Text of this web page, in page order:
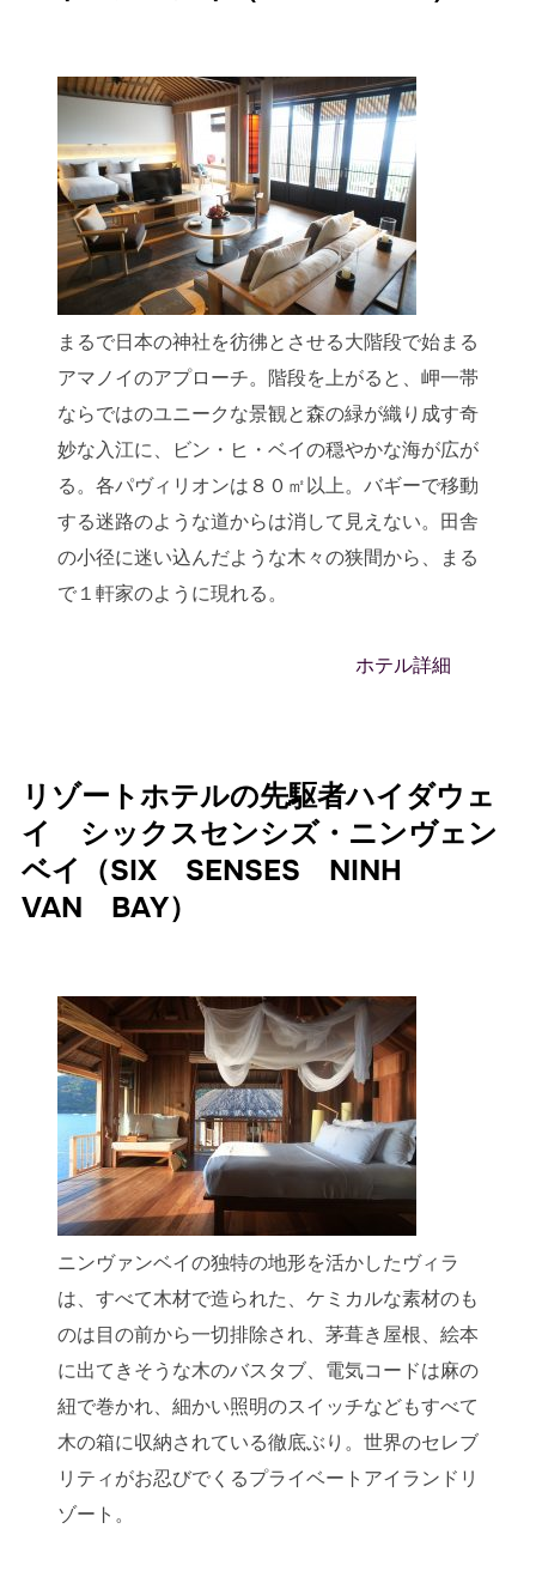
まるで日本の神社を彷彿とさせる大階段で始まる
アマノイのアプローチ。階段を上がると、岬一帯
ならではのユニークな景観と森の緑が織り成す奇
妙な入江に、ビン・ヒ・ベイの穏やかな海が広が
る。各パヴィリオンは８０㎡以上。バギーで移動
する迷路のような道からは消して見えない。田舎
の小径に迷い込んだような木々の狭間から、まる
で１軒家のように現れる。
ホテル詳細
リゾートホテルの先駆者ハイダウェ
イ シックスセンシズ・ニンヴェン
ベイ（SIX SENSES NINH
VAN BAY）
ニンヴァンベイの独特の地形を活かしたヴィラ
は、すべて木材で造られた、ケミカルな素材のも
のは目の前から一切排除され、茅葺き屋根、絵本
に出てきそうな木のバスタブ、電気コードは麻の
紐で巻かれ、細かい照明のスイッチなどもすべて
木の箱に収納されている徹底ぶり。世界のセレブ
リティがお忍びでくるプライベートアイランドリ
ゾート。